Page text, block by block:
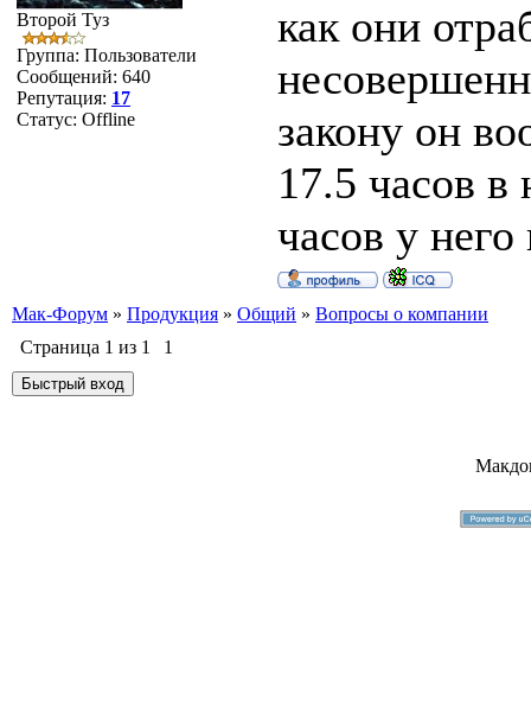
Второй Туз
Группа: Пользователи
Сообщений: 640
Репутация: 17
Статус: Offline
как они
закону он
17.5 часов в
часов у
Мак-Форум » Продукция » Общий » Вопросы о компании
Страница 1 из 1 1